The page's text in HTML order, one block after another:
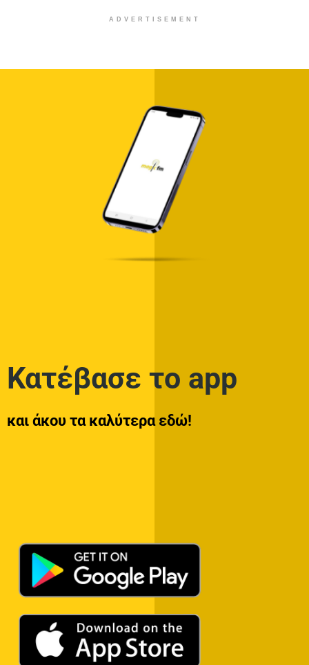
ADVERTISEMENT
Κατέβασε το app
και άκου τα καλύτερα εδώ!